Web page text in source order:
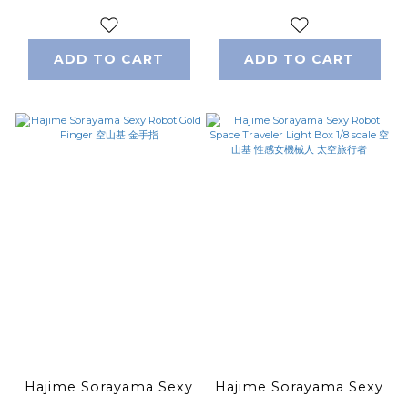
ADD TO CART ADD TO CART
Hajime Sorayama Sexy
Hajime Sorayama Sexy